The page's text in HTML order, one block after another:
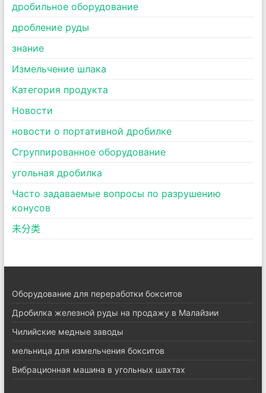
дробильное оборудование
дробление руды
знание
Измельчение шлака
Категория продукта
Новости
новости о портативной дробилке
Сгруппированное оборудование
угольная дробилка
Часто задаваемые вопросы по разрушению
конусов
未分类
Оборудование для переработки бокситов
Дробилка железной руды на продажу в Малайзии
Чилийские медные заводы
мельница для измельчения бокситов
Вибрационная машина в угольных шахтах